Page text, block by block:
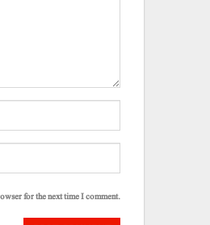
for the next time I comment.